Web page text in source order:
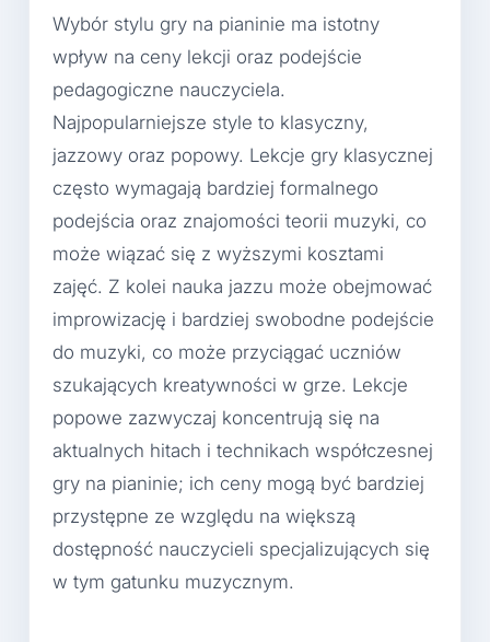
Wybór stylu gry na pianinie ma istotny
wpływ na ceny lekcji oraz podejście
pedagogiczne nauczyciela.
Najpopularniejsze style to klasyczny,
jazzowy oraz popowy. Lekcje gry klasycznej
często wymagają bardziej formalnego
podejścia oraz znajomości teorii muzyki, co
może wiązać się z wyższymi kosztami
zajęć. Z kolei nauka jazzu może obejmować
improwizację i bardziej swobodne podejście
do muzyki, co może przyciągać uczniów
szukających kreatywności w grze. Lekcje
popowe zazwyczaj koncentrują się na
aktualnych hitach i technikach współczesnej
gry na pianinie; ich ceny mogą być bardziej
przystępne ze względu na większą
dostępność nauczycieli specjalizujących się
w tym gatunku muzycznym.